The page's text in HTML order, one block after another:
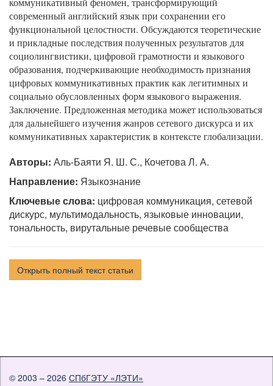
современный английский язык при сохранении его
функциональной целостности. Обсуждаются теоретические
и прикладные последствия полученных результатов для
социолингвистики, цифровой грамотности и языкового
образования, подчеркивающие необходимость признания
цифровых коммуникативных практик как легитимных и
социально обусловленных форм языкового выражения.
Заключение. Предложенная методика может использоваться
для дальнейшего изучения жанров сетевого дискурса и их
коммуникативных характеристик в контексте глобализации.
Авторы: Аль-Баяти Я. Ш. С., Кочетова Л. А.
Направление: Языкознание
Ключевые слова: цифровая коммуникация, сетевой
дискурс, мультимодальность, языковые инновации,
тональность, вирутальные речевые сообщества
Открыть полный текст статьи
© 2003 – 2026 СПбГЭТУ «ЛЭТИ»